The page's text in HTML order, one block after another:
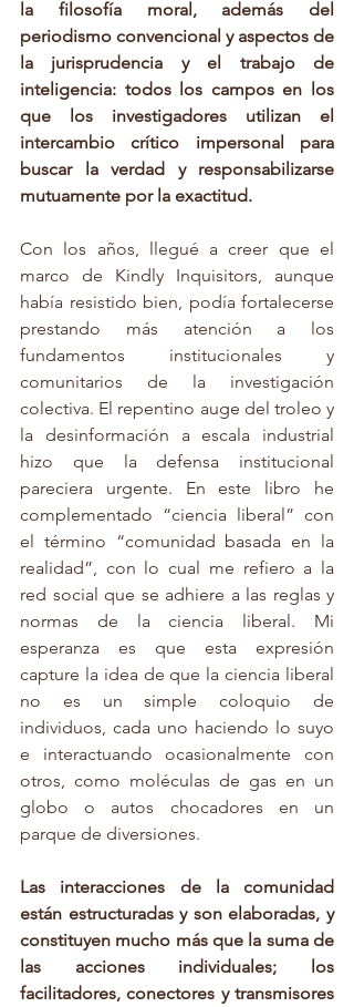
la filosofía moral, además del
periodismo convencional y aspectos de
la jurisprudencia y el trabajo de
inteligencia: todos los campos en los
que los investigadores utilizan el
intercambio crítico impersonal para
buscar la verdad y responsabilizarse
mutuamente por la exactitud.
Con los años, llegué a creer que el
marco de Kindly Inquisitors, aunque
había resistido bien, podía fortalecerse
prestando más atención a los
fundamentos institucionales y
comunitarios de la investigación
colectiva. El repentino auge del troleo y
la desinformación a escala industrial
hizo que la defensa institucional
pareciera urgente. En este libro he
complementado “ciencia liberal” con
el término “comunidad basada en la
realidad”, con lo cual me refiero a la
red social que se adhiere a las reglas y
normas de la ciencia liberal. Mi
esperanza es que esta expresión
capture la idea de que la ciencia liberal
no es un simple coloquio de
individuos, cada uno haciendo lo suyo
e interactuando ocasionalmente con
otros, como moléculas de gas en un
globo o autos chocadores en un
parque de diversiones.
Las interacciones de la comunidad
están estructuradas y son elaboradas, y
constituyen mucho más que la suma de
las acciones individuales; los
facilitadores, conectores y transmisores